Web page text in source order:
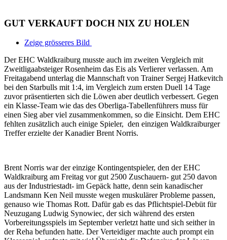
GUT VERKAUFT DOCH NIX ZU HOLEN
Zeige grösseres Bild
Der EHC Waldkraiburg musste auch im zweiten Vergleich mit
Zweitligaabsteiger Rosenheim das Eis als Verlierer verlassen. Am
Freitagabend unterlag die Mannschaft von Trainer Sergej Hatkevitch
bei den Starbulls mit 1:4, im Vergleich zum ersten Duell 14 Tage
zuvor präsentierten sich die Löwen aber deutlich verbessert. Gegen
ein Klasse-Team wie das des Oberliga-Tabellenführers muss für
einen Sieg aber viel zusammenkommen, so die Einsicht. Dem EHC
fehlten zusätzlich auch einige Spieler, den einzigen Waldkraiburger
Treffer erzielte der Kanadier Brent Norris.
Brent Norris war der einzige Kontingentspieler, den der EHC
Waldkraiburg am Freitag vor gut 2500 Zuschauern- gut 250 davon
aus der Industriestadt- im Gepäck hatte, denn sein kanadischer
Landsmann Ken Neil musste wegen muskulärer Probleme passen,
genauso wie Thomas Rott. Dafür gab es das Pflichtspiel-Debüt für
Neuzugang Ludwig Synowiec, der sich während des ersten
Vorbereitungsspiels im September verletzt hatte und sich seither in
der Reha befunden hatte. Der Verteidiger machte auch prompt ein